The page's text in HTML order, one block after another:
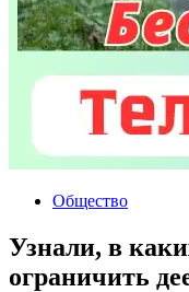
Общество
Узнали, в
ограничить